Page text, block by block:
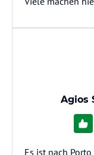
Agios
Es ist nach